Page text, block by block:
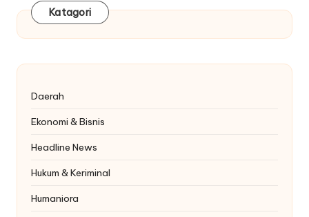
Katagori
Daerah
Ekonomi & Bisnis
Headline News
Hukum & Keriminal
Humaniora